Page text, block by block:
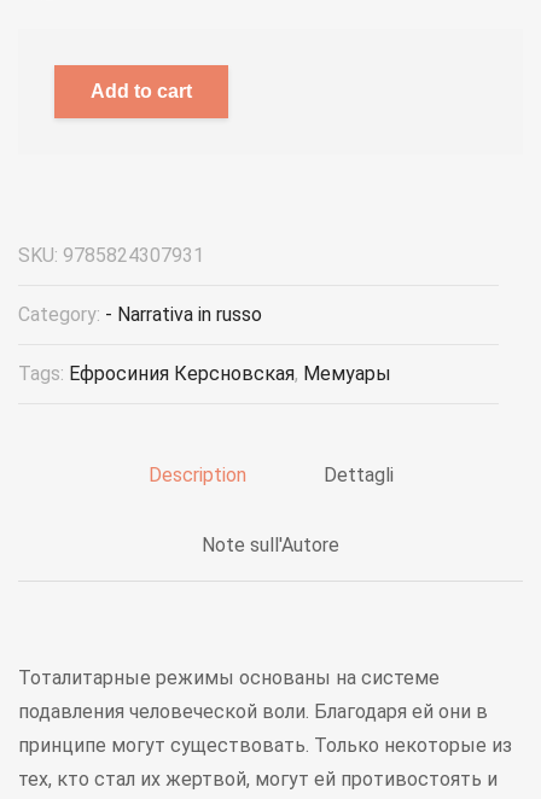
Add to cart
SKU: 9785824307931
Category: - Narrativa in russo
Tags: Ефросиния Керсновская, Мемуары
Description Dettagli
Note sull'Autore
Тоталитарные режимы основаны на системе
подавления человеческой воли. Благодаря ей они в
принципе могут существовать. Только некоторые из
тех, кто стал их жертвой, могут ей противостоять и